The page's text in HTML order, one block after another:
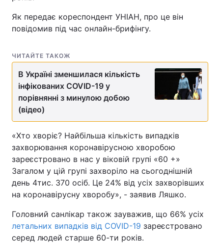
Як передає кореспондент УНІАН, про це він
повідомив під час онлайн-брифінгу.
ЧИТАЙТЕ ТАКОЖ
В Україні зменшилася кількість
інфікованих COVID-19 у
порівнянні з минулою добою
(відео)
«Хто хворіє? Найбільша кількість випадків
захворювання коронавірусною хворобою
зареєстровано в нас у віковій групі «60 +»
Загалом у цій групі захворіло на сьогоднішній
день 4тис. 370 осіб. Це 24% від усіх захворівших
на коронавірусну хворобу», - заявив Ляшко.
Головний санлікар також зауважив, що 66% усіх
летальних випадків від COVID-19 зареєстровано
серед людей старше 60-ти років.